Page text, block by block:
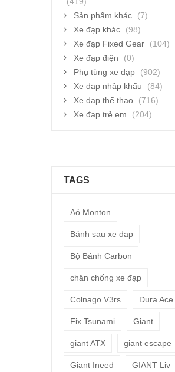
Sản phẩm khác
(7)
Xe đạp khác
(98)
Xe đạp Fixed Gear
(104)
Xe đạp điện
(0)
Phụ tùng xe đạp
(902)
Xe đạp nhập khẩu
(84)
Xe đạp thể thao
(716)
Xe đạp trẻ em
(204)
TAGS
Aó Monton
Bánh sau xe đạp
Bộ Bánh Carbon
chân chống xe đạp
Colnago V3rs Dura Ace
Fix Tsunami Giant
giant ATX giant escape
Giant Ineed GIANT Liv